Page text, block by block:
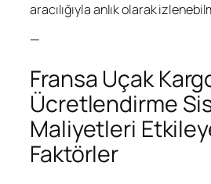
aracılığıyla anlık olarak
—
Fransa Uçak
Ücretlendirme
Maliyetleri
Faktörler